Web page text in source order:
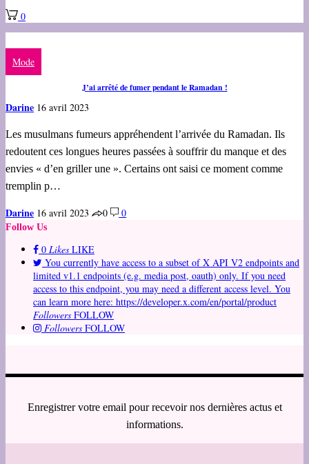
0
Mode
J’ai arrêté de fumer pendant le Ramadan !
Darine 16 avril 2023
Les musulmans fumeurs appréhendent l’arrivée du Ramadan. Ils
redoutent ces longues heures passées à souffrir du manque et des
envies « d’en griller une ». Certains ont saisi ce moment comme
tremplin p…
Darine 16 avril 2023 0 0
Follow Us
0 Likes LIKE
You currently have access to a subset of X API V2 endpoints and
limited v1.1 endpoints (e.g. media post, oauth) only. If you need
access to this endpoint, you may need a different access level. You
can learn more here: https://developer.x.com/en/portal/product
Followers FOLLOW
Followers FOLLOW
Enregistrer votre email pour recevoir nos dernières actus et
informations.